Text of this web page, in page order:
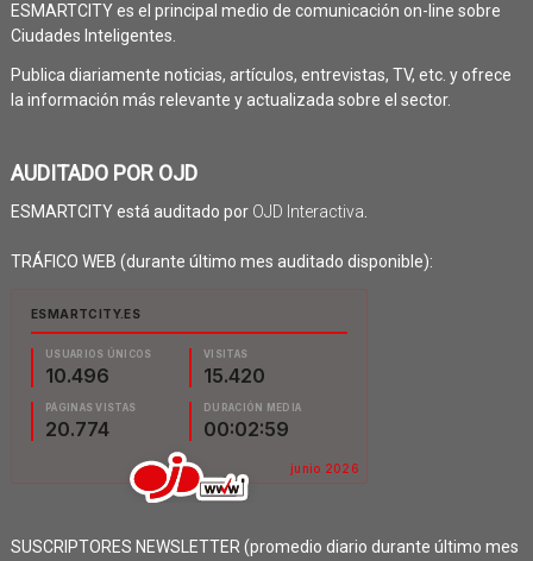
ESMARTCITY es el principal medio de comunicación on-line sobre
Ciudades Inteligentes.
Publica diariamente noticias, artículos, entrevistas, TV, etc. y ofrece
la información más relevante y actualizada sobre el sector.
AUDITADO POR OJD
ESMARTCITY está auditado por OJD Interactiva.
TRÁFICO WEB (durante último mes auditado disponible):
SUSCRIPTORES NEWSLETTER (promedio diario durante último mes